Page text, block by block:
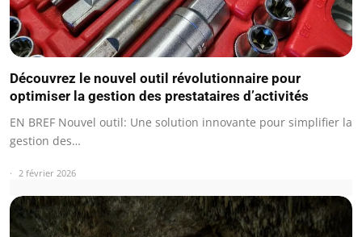
Découvrez le nouvel outil révolutionnaire pour
optimiser la gestion des prestataires d’activités
EN BREF Nouvel outil: Une solution innovante pour simplifier la
gestion des…
2 février 2026